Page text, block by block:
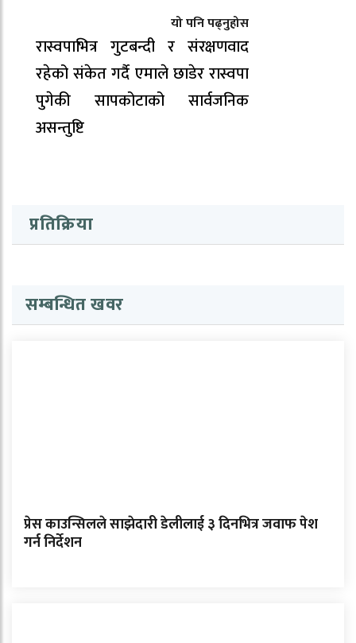
यो पनि पढ्नुहोस
रास्वपाभित्र गुटबन्दी र संरक्षणवाद
रहेको संकेत गर्दै एमाले छाडेर रास्वपा
पुगेकी सापकोटाको सार्वजनिक
असन्तुष्टि
प्रतिक्रिया
सम्बन्धित खवर
प्रेस काउन्सिलले साझेदारी डेलीलाई ३ दिनभित्र जवाफ पेश
गर्न निर्देशन